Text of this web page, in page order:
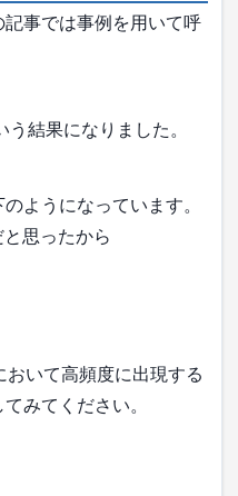
事では事例を用いて呼
結果になりました。
ようになっています。
思ったから
いて高頻度に出現する
みてください。